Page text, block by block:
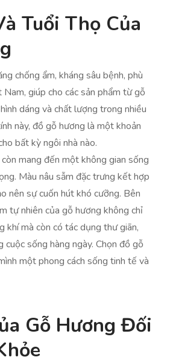
Tuổi Thọ Của
chống ẩm, kháng sâu bệnh, phù
giúp cho các sản phẩm từ gỗ
dáng và chất lượng trong nhiều
này, đồ gỗ hương là một khoản
bất kỳ ngôi nhà nào.
mang đến một không gian sống
Màu nâu sẫm đặc trưng kết hợp
nên sự cuốn hút khó cưỡng. Bên
tự nhiên của gỗ hương không chỉ
khí mà còn có tác dụng thư giãn,
cuộc sống hàng ngày. Chọn đồ gỗ
một phong cách sống tinh tế và
Gỗ Hương Đối